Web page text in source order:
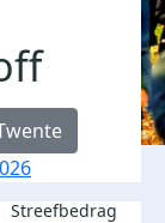
Streefbedrag